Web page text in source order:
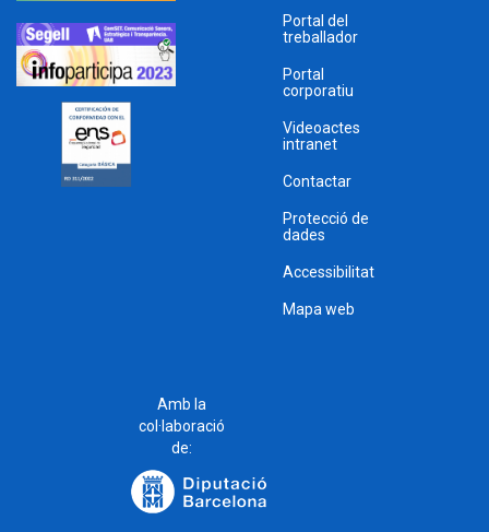
Portal del
treballador
Portal
corporatiu
Videoactes
intranet
Contactar
Protecció de
dades
Accessibilitat
Mapa web
Amb la
col·laboració
de: